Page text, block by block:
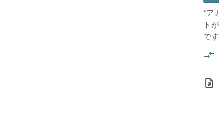
*ア
ト
です